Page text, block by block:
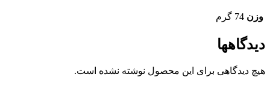
وزن 74 گرم
دیدگاهها
هیچ دیدگاهی برای این محصول نوشته نشده است.